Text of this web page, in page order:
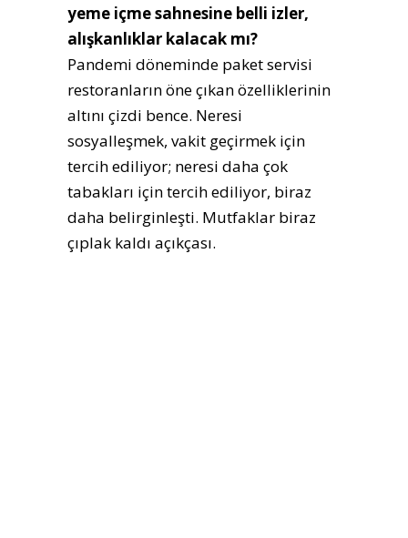
yeme içme sahnesine belli izler,
alışkanlıklar kalacak mı?
Pandemi döneminde paket servisi
restoranların öne çıkan özelliklerinin
altını çizdi bence. Neresi
sosyalleşmek, vakit geçirmek için
tercih ediliyor; neresi daha çok
tabakları için tercih ediliyor, biraz
daha belirginleşti. Mutfaklar biraz
çıplak kaldı açıkçası.